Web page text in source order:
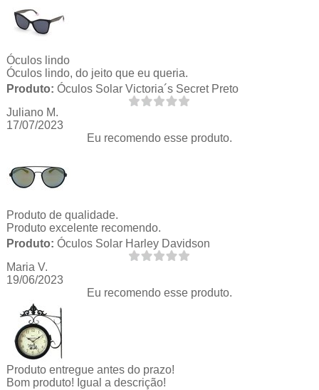
Óculos lindo
Óculos lindo, do jeito que eu queria.
Produto: Óculos Solar Victoria´s Secret Preto
Juliano M.
17/07/2023
Eu recomendo esse produto.
Produto de qualidade.
Produto excelente recomendo.
Produto: Óculos Solar Harley Davidson
Maria V.
19/06/2023
Eu recomendo esse produto.
Produto entregue antes do prazo!
Bom produto! Igual a descrição!